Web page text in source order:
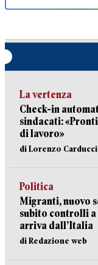
La vertenza
Check-in
sindacati:
di lavoro»
di Lorenzo Carducci
Politica
Migranti, nuovo
subito controlli
arriva dall’Italia
di Redazione web